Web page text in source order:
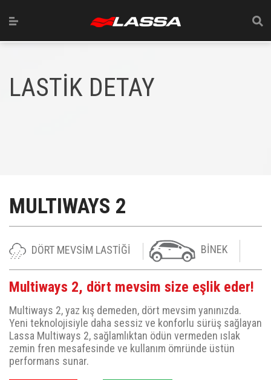
LASTİK DETAY
MULTIWAYS 2
DÖRT MEVSİM LASTİĞİ BİNEK
Multiways 2, dört mevsim size eşlik eder!
Multiways 2, yaz kış demeden, dört mevsim yanınızda.
Yeni teknolojisiyle daha sessiz ve konforlu sürüş sağlayan
Lassa Multiways 2, sağlamlıktan ödün vermeden ıslak
zemin fren mesafesinde ve kullanım ömründe üstün
performans sunar.